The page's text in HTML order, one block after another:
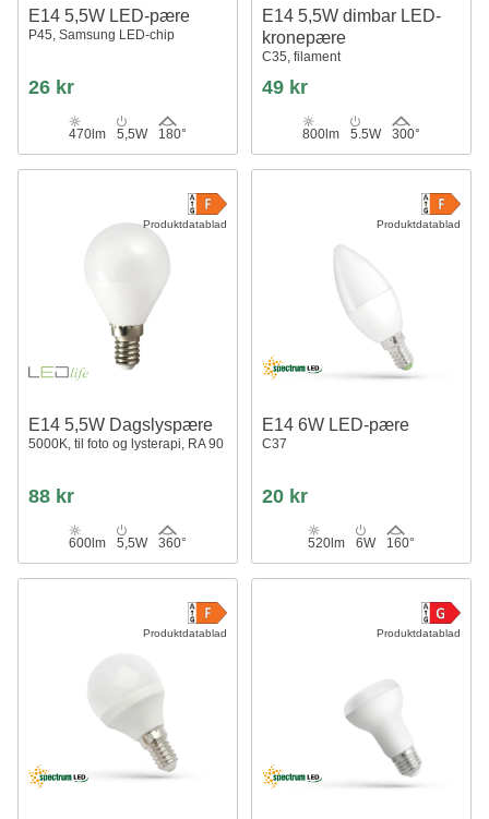
E14 5,5W LED-pære
P45, Samsung LED-chip
26 kr
470lm 5,5W 180°
E14 5,5W dimbar LED-
kronepære
C35, filament
49 kr
800lm 5.5W 300°
Produktdatablad
E14 5,5W Dagslyspære
5000K, til foto og lysterapi, RA 90
88 kr
600lm 5,5W 360°
Produktdatablad
E14 6W LED-pære
C37
20 kr
520lm 6W 160°
Produktdatablad Produktdatablad